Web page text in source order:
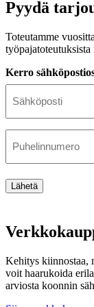
Pyydä
Toteutamme
Kerro
Lähetä
Kehitys kiinnostaa,
voit haarukoida
arviosta koonnin